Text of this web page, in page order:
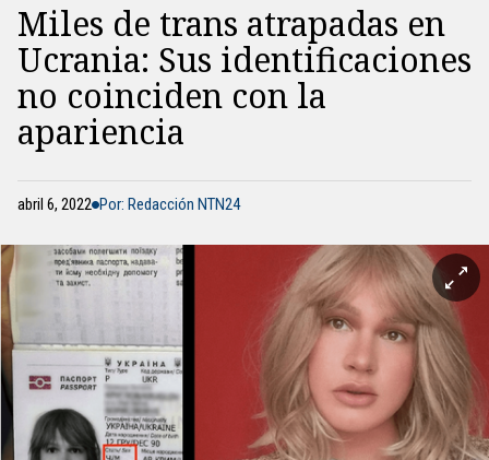
Miles de trans atrapadas en
Ucrania: Sus identificaciones
no coinciden con la
apariencia
abril 6, 2022 Por: Redacción NTN24